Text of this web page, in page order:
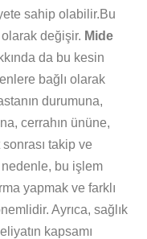
sahip olabilir.Bu
değişir. Mide
da bu kesin
bağlı olarak
durumuna,
cerrahın ününe,
takip ve
bu işlem
yapmak ve farklı
Ayrıca, sağlık
kapsamı